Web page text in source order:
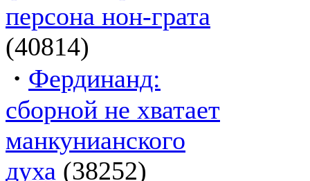
персона нон-грата
(40814)
· Фердинанд:
сборной не хватает
манкунианского
духа (38252)